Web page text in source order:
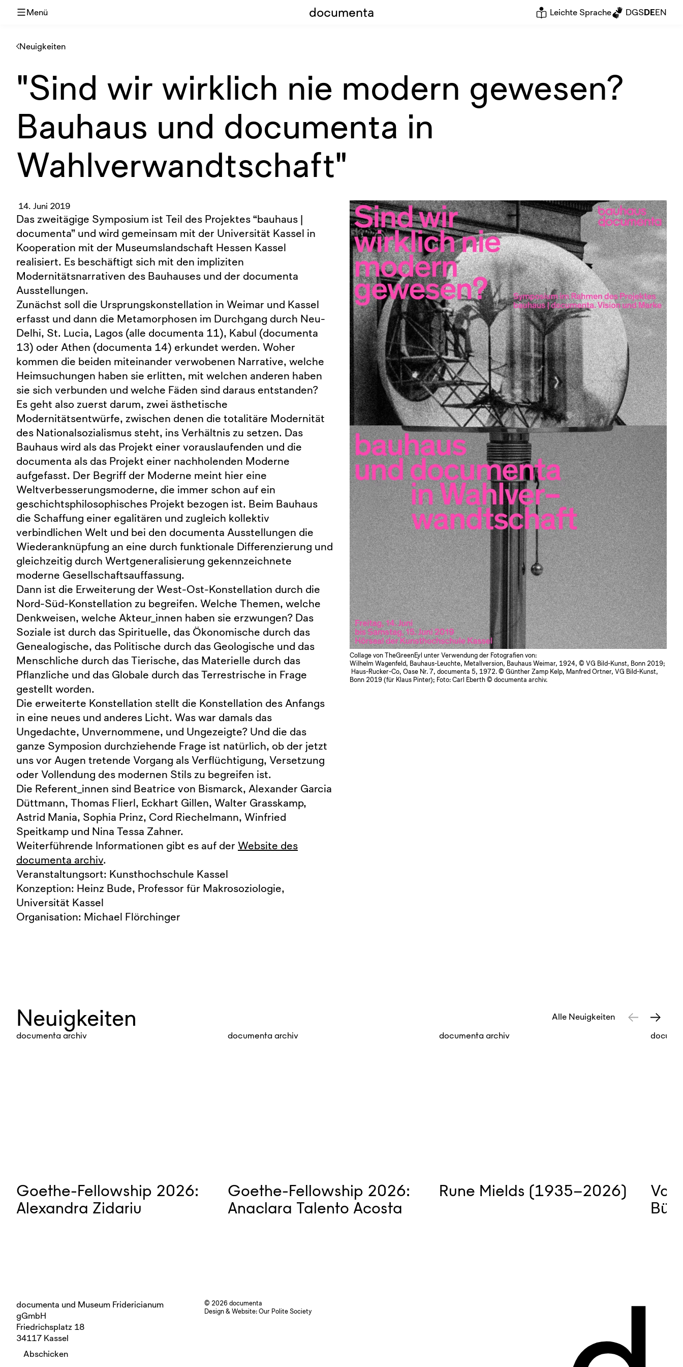
Menü documenta Leichte Sprache DGSDEEN
Neuigkeiten
"Sind wir wirklich nie modern gewesen?
Bauhaus und documenta in
Wahlverwandtschaft"
14. Juni 2019
Das zweitägige Symposium ist Teil des Projektes “bauhaus |
documenta” und wird gemeinsam mit der Universität Kassel in
Kooperation mit der Museumslandschaft Hessen Kassel
realisiert. Es beschäftigt sich mit den impliziten
Modernitätsnarrativen des Bauhauses und der documenta
Ausstellungen.
Zunächst soll die Ursprungskonstellation in Weimar und Kassel
erfasst und dann die Metamorphosen im Durchgang durch Neu-
Delhi, St. Lucia, Lagos (alle documenta 11), Kabul (documenta
13) oder Athen (documenta 14) erkundet werden. Woher
kommen die beiden miteinander verwobenen Narrative, welche
Heimsuchungen haben sie erlitten, mit welchen anderen haben
sie sich verbunden und welche Fäden sind daraus entstanden?
Es geht also zuerst darum, zwei ästhetische
Modernitätsentwürfe, zwischen denen die totalitäre Modernität
des Nationalsozialismus steht, ins Verhältnis zu setzen. Das
Bauhaus wird als das Projekt einer vorauslaufenden und die
documenta als das Projekt einer nachholenden Moderne
aufgefasst. Der Begriff der Moderne meint hier eine
Weltverbesserungsmoderne, die immer schon auf ein
geschichtsphilosophisches Projekt bezogen ist. Beim Bauhaus
die Schaffung einer egalitären und zugleich kollektiv
verbindlichen Welt und bei den documenta Ausstellungen die
Wiederanknüpfung an eine durch funktionale Differenzierung und
gleichzeitig durch Wertgeneralisierung gekennzeichnete
moderne Gesellschaftsauffassung.
Dann ist die Erweiterung der West-Ost-Konstellation durch die
Nord-Süd-Konstellation zu begreifen. Welche Themen, welche
Denkweisen, welche Akteur_innen haben sie erzwungen? Das
Soziale ist durch das Spirituelle, das Ökonomische durch das
Genealogische, das Politische durch das Geologische und das
Menschliche durch das Tierische, das Materielle durch das
Pflanzliche und das Globale durch das Terrestrische in Frage
gestellt worden.
Die erweiterte Konstellation stellt die Konstellation des Anfangs
in eine neues und anderes Licht. Was war damals das
Ungedachte, Unvernommene, und Ungezeigte? Und die das
ganze Symposion durchziehende Frage ist natürlich, ob der jetzt
uns vor Augen tretende Vorgang als Verflüchtigung, Versetzung
oder Vollendung des modernen Stils zu begreifen ist.
Die Referent_innen sind Beatrice von Bismarck, Alexander Garcia
Düttmann, Thomas Flierl, Eckhart Gillen, Walter Grasskamp,
Astrid Mania, Sophia Prinz, Cord Riechelmann, Winfried
Speitkamp und Nina Tessa Zahner.
Weiterführende Informationen gibt es auf der Website des
documenta archiv.
Veranstaltungsort: Kunsthochschule Kassel
Konzeption: Heinz Bude, Professor für Makrosoziologie,
Universität Kassel
Organisation: Michael Flörchinger
Collage von TheGreenEyl unter Verwendung der Fotografien von:
Wilhelm Wagenfeld, Bauhaus-Leuchte, Metallversion, Bauhaus Weimar, 1924, © VG Bild-Kunst, Bonn 2019;
Haus-Rucker-Co, Oase Nr. 7, documenta 5, 1972. © Günther Zamp Kelp, Manfred Ortner, VG Bild-Kunst,
Bonn 2019 (für Klaus Pinter); Foto: Carl Eberth © documenta archiv.
Neuigkeiten
Alle Neuigkeiten
documenta archiv
Goethe-Fellowship 2026:
Alexandra Zidariu
documenta archiv
Goethe-Fellowship 2026:
Anaclara Talento Acosta
documenta archiv
Rune Mields (1935–2026)
documenta und Museum Fridericianum
gGmbH
Friedrichsplatz 18
34117 Kassel
Abschicken
© 2026 documenta
Design & Website:Our Polite Society